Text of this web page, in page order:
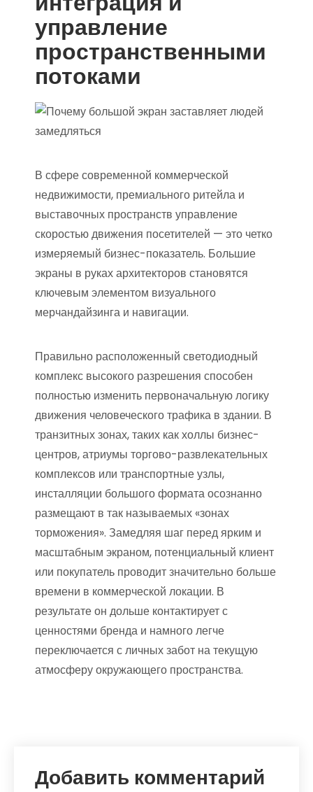
управление
пространственными
потоками
В сфере современной коммерческой
недвижимости, премиального ритейла и
выставочных пространств управление
скоростью движения посетителей — это четко
измеряемый бизнес-показатель. Большие
экраны в руках архитекторов становятся
ключевым элементом визуального
мерчандайзинга и навигации.
Правильно расположенный светодиодный
комплекс высокого разрешения способен
полностью изменить первоначальную логику
движения человеческого трафика в здании. В
транзитных зонах, таких как холлы бизнес-
центров, атриумы торгово-развлекательных
комплексов или транспортные узлы,
инсталляции большого формата осознанно
размещают в так называемых «зонах
торможения». Замедляя шаг перед ярким и
масштабным экраном, потенциальный клиент
или покупатель проводит значительно больше
времени в коммерческой локации. В
результате он дольше контактирует с
ценностями бренда и намного легче
переключается с личных забот на текущую
атмосферу окружающего пространства.
Добавить комментарий